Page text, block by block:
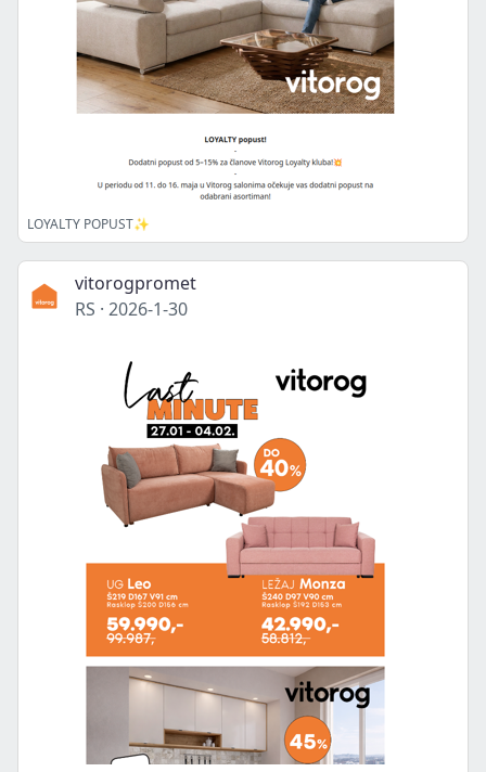
LOYALTY POPUST✨
vitorogpromet
RS · 2026-1-30